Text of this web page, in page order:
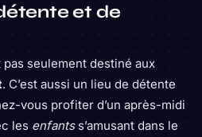
et de
pas seulement destiné aux
. C’est aussi un lieu de détente
vous profiter d’un après-midi
les enfantss’amusant dans le